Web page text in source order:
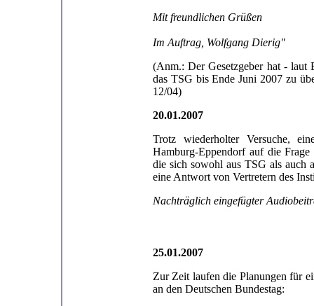
Mit freundlichen Grüßen
Im Auftrag, Wolfgang Dierig"
(Anm.: Der Gesetzgeber hat - laut
das TSG bis Ende Juni 2007 zu
12/04)
20.01.2007
Trotz wiederholter Versuche,
Hamburg-Eppendorf auf die
die sich sowohl aus TSG als auch
eine Antwort von Vertretern des
Nachträglich eingefügter
25.01.2007
Zur Zeit laufen die Planungen für
an den Deutschen Bundestag: